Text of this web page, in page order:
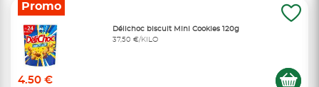
Délichoc biscuit Mini Cookies 120g
37,50 €/KILO
4.50 €
Promo